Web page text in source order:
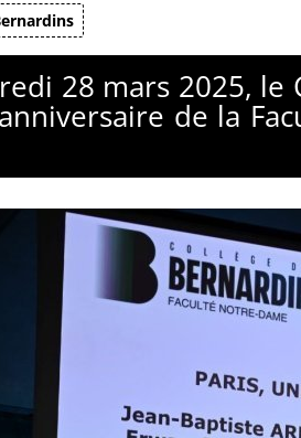
28 mars 2025, le
de la